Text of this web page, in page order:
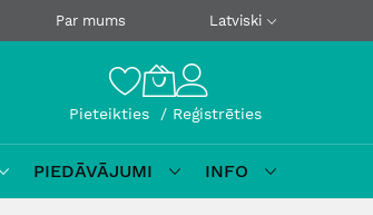
Par mums Latviski
Pieteikties Reģistrēties
PIEDĀVĀJUMI
INFO